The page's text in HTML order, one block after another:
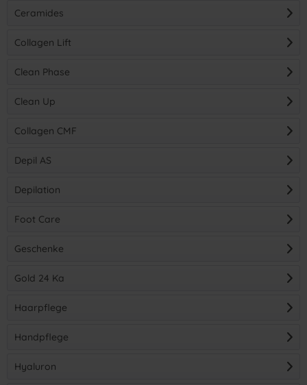
Ceramides
Collagen Lift
Clean Phase
Clean Up
Collagen CMF
Depil AS
Depilation
Foot Care
Geschenke
Gold 24 Ka
Haarpflege
Handpflege
Hyaluron